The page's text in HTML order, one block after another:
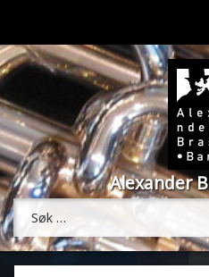
Om korpset
Bilder
Vedtekter
Resultater
Musikk
H
o
p
t
i
l
i
n
n
h
Alexander